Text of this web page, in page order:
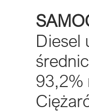
Diesel
93,2%